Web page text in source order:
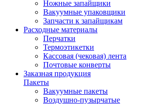
Ножные запайщики
Вакуумные упаковщики
Запчасти к запайщикам
Расходные материалы
Перчатки
Термоэтикетки
Кассовая (чековая) лента
Почтовые конверты
Заказная продукция
Пакеты
Вакуумные пакеты
Воздушно-пузырчатые